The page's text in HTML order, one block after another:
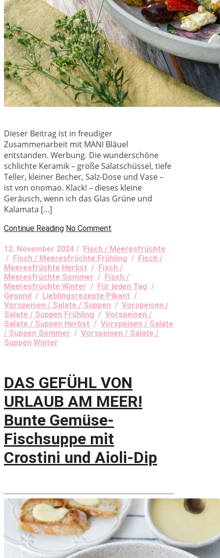
Dieser Beitrag ist in freudiger
Zusammenarbeit mit MANI Bläuel
entstanden. Werbung. Die wunderschöne
schlichte Keramik – große Salatschüssel, tiefe
Teller, kleiner Becher, Salz-Dose und Vase –
ist von onomao. Klack! – dieses kleine
Geräusch, wenn ich das Glas Grüne und
Kalamata […]
Continue Reading No Comment
12. November 2024 / Fisch / Meeresfrüchte
/ Fisch / Meeresfrüchte Frühling / Fisch /
Meeresfrüchte Herbst / Fisch /
Meeresfrüchte Sommer / Fisch /
Meeresfrüchte Winter / Für jeden Tag /
Gesund / Lieblingsrezepte Pikant /
Vorspeisen / Salate / Suppen / Vorspeisen /
Salate / Suppen Frühling / Vorspeisen /
Salate / Suppen Herbst / Vorspeisen / Salate
/ Suppen Sommer / Vorspeisen / Salate /
Suppen Winter
DAS GEFÜHL VON
URLAUB AM MEER!
Bunte Gemüse-
Fischsuppe mit
Crostini und Aioli-Dip